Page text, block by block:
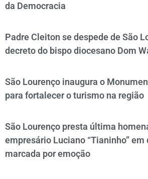
da Democracia
Padre Cleiton se despede de São
decreto do bispo diocesano Dom
São Lourenço inaugura o
para fortalecer o turismo na região
São Lourenço presta última
empresário Luciano “Tianinho” em
marcada por emoção